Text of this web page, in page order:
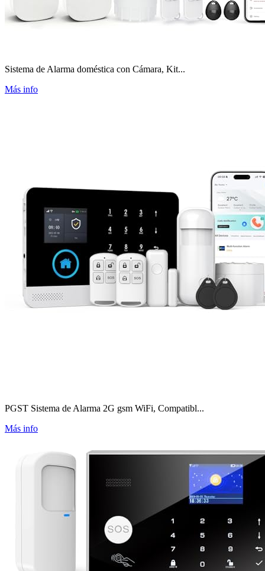
Sistema de Alarma doméstica con Cámara, Kit...
Más info
PGST Sistema de Alarma 2G gsm WiFi, Compatibl...
Más info